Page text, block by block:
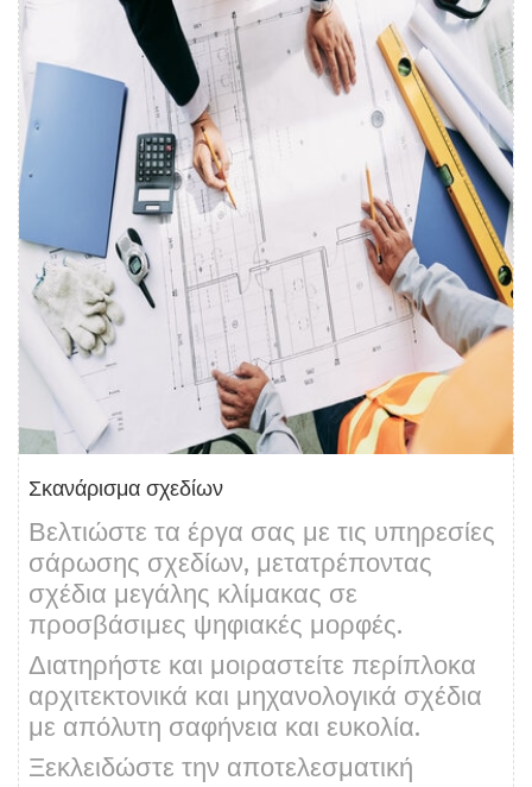
Σκανάρισμα σχεδίων
Βελτιώστε τα έργα σας με τις υπηρεσίες
σάρωσης σχεδίων, μετατρέποντας
σχέδια μεγάλης κλίμακας σε
προσβάσιμες ψηφιακές μορφές.
Διατηρήστε και μοιραστείτε περίπλοκα
αρχιτεκτονικά και μηχανολογικά σχέδια
με απόλυτη σαφήνεια και ευκολία.
Ξεκλειδώστε την αποτελεσματική